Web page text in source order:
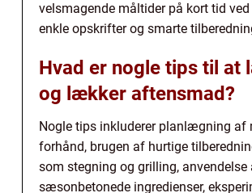
velsmagende måltider på kort tid
enkle opskrifter og smarte
Hvad er nogle tips til at
og lækker aftensmad?
Nogle tips inkluderer planlægning af
forhånd, brugen af hurtige
som stegning og grilling, anvendelse
sæsonbetonede ingredienser,